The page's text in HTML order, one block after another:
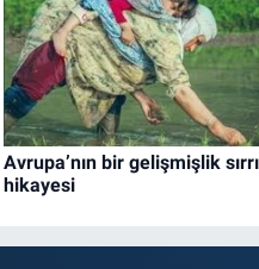
Avrupa’nın bir gelişmişlik sırrı
hikayesi